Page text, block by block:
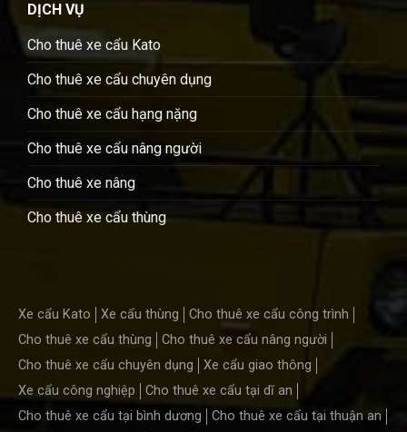
DỊCH VỤ
Cho thuê xe cẩu Kato
Cho thuê xe cẩu chuyên dụng
Cho thuê xe cẩu hạng nặng
Cho thuê xe cẩu nâng người
Cho thuê xe nâng
Cho thuê xe cẩu thùng
Xe cẩu Kato Xe cẩu thùng
Cho thuê xe cẩu công trình
Cho thuê xe cẩu thùng
Cho thuê xe cẩu nâng người
Cho thuê xe cẩu chuyên dụng
Xe cẩu giao thông
Xe cẩu công nghiệp
Cho thuê xe cẩu tại dĩ an
Cho thuê xe cẩu tại bình dương
Cho thuê xe cẩu tại thuận an